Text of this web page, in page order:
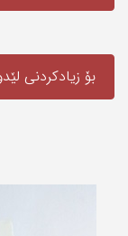
بۆ زیادکردنی